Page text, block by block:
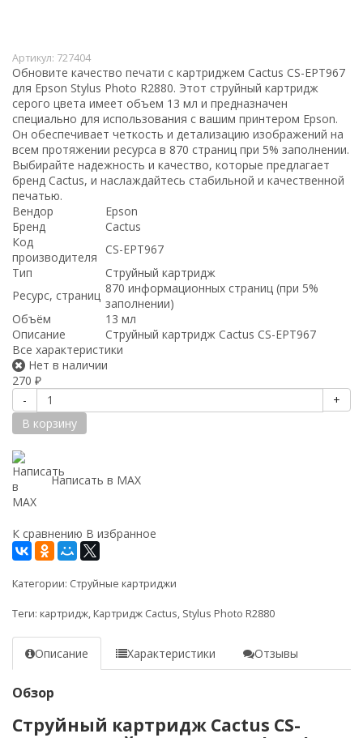
Артикул: 727404
Обновите качество печати с картриджем Cactus CS-EPT967
для Epson Stylus Photo R2880. Этот струйный картридж
серого цвета имеет объем 13 мл и предназначен
специально для использования с вашим принтером Epson.
Он обеспечивает четкость и детализацию изображений на
всем протяжении ресурса в 870 страниц при 5% заполнении.
Выбирайте надежность и качество, которые предлагает
бренд Cactus, и наслаждайтесь стабильной и качественной
печатью.
Вендор
Epson
Бренд
Cactus
Код
производителя
CS-EPT967
Тип
Струйный картридж
Ресурс, страниц 870 информационных страниц (при 5%
заполнении)
Объём
13 мл
Описание
Струйный картридж Cactus CS-EPT967
Все характеристики
Нет в наличии
270 ₽
-
+
В корзину
Написать в MAX
К сравнению В избранное
Категории: Струйные картриджи
Теги: картридж, Картридж Cactus, Stylus Photo R2880
Описание Характеристики Отзывы
Обзор
Струйный картридж Cactus CS-